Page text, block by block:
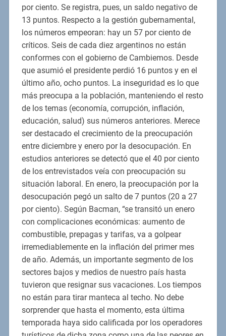
por ciento. Se registra, pues, un saldo negativo de
13 puntos. Respecto a la gestión gubernamental,
los números empeoran: hay un 57 por ciento de
críticos. Seis de cada diez argentinos no están
conformes con el gobierno de Cambiemos. Desde
que asumió el presidente perdió 16 puntos y en el
último año, ocho puntos. La inseguridad es lo que
más preocupa a la población, manteniendo el resto
de los temas (economía, corrupción, inflación,
educación, salud) sus números anteriores. Merece
ser destacado el crecimiento de la preocupación
entre diciembre y enero por la desocupación. En
estudios anteriores se detectó que el 40 por ciento
de los entrevistados veía con preocupación su
situación laboral. En enero, la preocupación por la
desocupación pegó un salto de 7 puntos (20 a 27
por ciento). Según Bacman, “se transitó un enero
con complicaciones económicas: aumento de
combustible, prepagas y tarifas, va a golpear
irremediablemente en la inflación del primer mes
de año. Además, un importante segmento de los
sectores bajos y medios de nuestro país hasta
tuvieron que resignar sus vacaciones. Los tiempos
no están para tirar manteca al techo. No debe
sorprender que hasta el momento, esta última
temporada haya sido calificada por los operadores